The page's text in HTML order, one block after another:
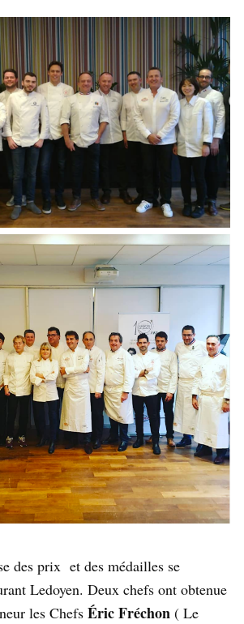
des prix et des médailles se
Ledoyen. Deux chefs ont obtenue
les Chefs Éric Fréchon ( Le